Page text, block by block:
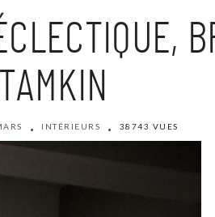
INTÉRIEURS 38743 VUES